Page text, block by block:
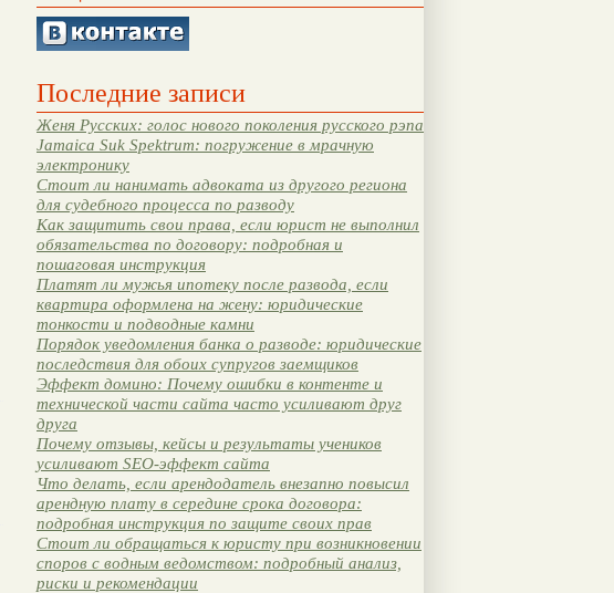
Последние записи
Женя Русских: голос нового поколения русского рэпа
Jamaica Suk Spektrum: погружение в мрачную
электронику
Стоит ли нанимать адвоката из другого региона
для судебного процесса по разводу
Как защитить свои права, если юрист не выполнил
обязательства по договору: подробная и
пошаговая инструкция
Платят ли мужья ипотеку после развода, если
квартира оформлена на жену: юридические
тонкости и подводные камни
Порядок уведомления банка о разводе: юридические
последствия для обоих супругов заемщиков
Эффект домино: Почему ошибки в контенте и
технической части сайта часто усиливают друг
друга
Почему отзывы, кейсы и результаты учеников
усиливают SEO-эффект сайта
Что делать, если арендодатель внезапно повысил
арендную плату в середине срока договора:
подробная инструкция по защите своих прав
Стоит ли обращаться к юристу при возникновении
споров с водным ведомством: подробный анализ,
риски и рекомендации